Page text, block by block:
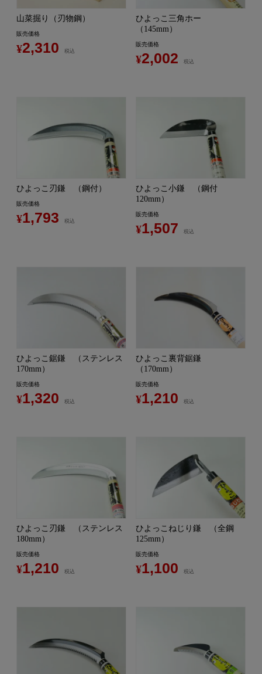
山菜掘り（刃物鋼）
販売価格
¥2,310 税込
ひよっこ三角ホー
（145mm）
販売価格
¥2,002 税込
ひよっこ刃鎌 （鋼付）
販売価格
¥1,793 税込
ひよっこ小鎌 （鋼付
120mm）
販売価格
¥1,507 税込
ひよっこ鋸鎌 （ステンレス
170mm）
販売価格
¥1,320 税込
ひよっこ裏背鋸鎌
（170mm）
販売価格
¥1,210 税込
ひよっこ刃鎌 （ステンレス
180mm）
販売価格
¥1,210 税込
ひよっこねじり鎌 （全鋼
125mm）
販売価格
¥1,100 税込